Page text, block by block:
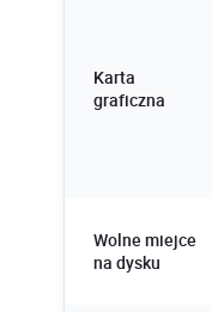
Karta
graficzna
Wolne miejce
na dysku